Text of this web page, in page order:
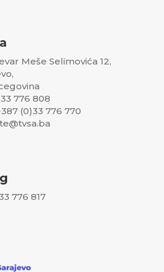
Meše Selimovića 12,
776 808
(0)33 776 770
776 817